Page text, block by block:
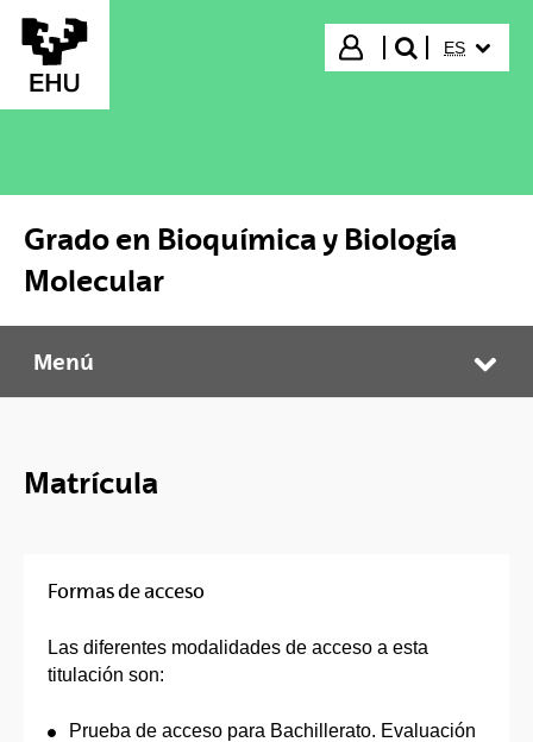
Saltar al contenido principal
Iniciar sesión
buscar"
ES
Grado en Bioquímica y Biología
Molecular
Grado en Bioquímica y Biología Molecular
Menú
Matrícula
Formas de acceso
Las diferentes modalidades de acceso a esta
titulación son:
Prueba de acceso para Bachillerato. Evaluación